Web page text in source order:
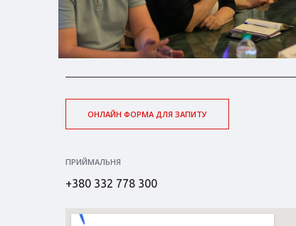
ОНЛАЙН ФОРМА ДЛЯ ЗАПИТУ
ПРИЙМАЛЬНЯ
+380 332 778 300